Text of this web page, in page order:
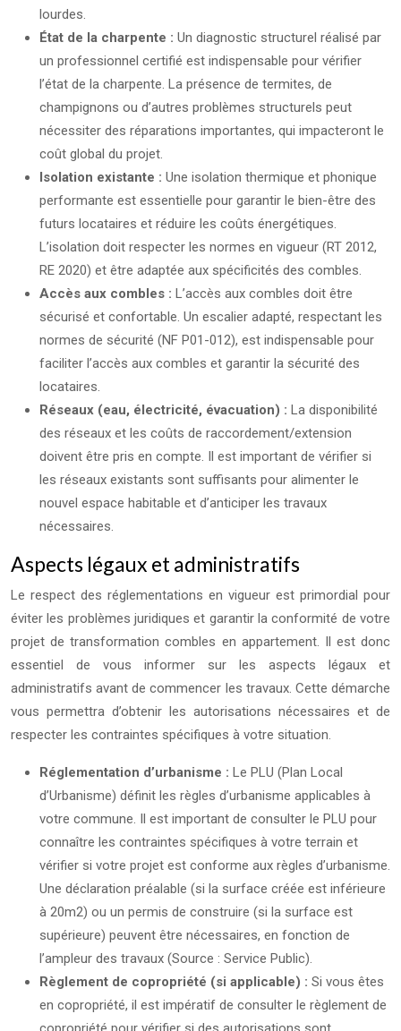
lourdes.
État de la charpente : Un diagnostic structurel réalisé par
un professionnel certifié est indispensable pour vérifier
l’état de la charpente. La présence de termites, de
champignons ou d’autres problèmes structurels peut
nécessiter des réparations importantes, qui impacteront le
coût global du projet.
Isolation existante : Une isolation thermique et phonique
performante est essentielle pour garantir le bien-être des
futurs locataires et réduire les coûts énergétiques.
L’isolation doit respecter les normes en vigueur (RT 2012,
RE 2020) et être adaptée aux spécificités des combles.
Accès aux combles : L’accès aux combles doit être
sécurisé et confortable. Un escalier adapté, respectant les
normes de sécurité (NF P01-012), est indispensable pour
faciliter l’accès aux combles et garantir la sécurité des
locataires.
Réseaux (eau, électricité, évacuation) : La disponibilité
des réseaux et les coûts de raccordement/extension
doivent être pris en compte. Il est important de vérifier si
les réseaux existants sont suffisants pour alimenter le
nouvel espace habitable et d’anticiper les travaux
nécessaires.
Aspects légaux et administratifs
Le respect des réglementations en vigueur est primordial pour
éviter les problèmes juridiques et garantir la conformité de votre
projet de transformation combles en appartement. Il est donc
essentiel de vous informer sur les aspects légaux et
administratifs avant de commencer les travaux. Cette démarche
vous permettra d’obtenir les autorisations nécessaires et de
respecter les contraintes spécifiques à votre situation.
Réglementation d’urbanisme : Le PLU (Plan Local
d’Urbanisme) définit les règles d’urbanisme applicables à
votre commune. Il est important de consulter le PLU pour
connaître les contraintes spécifiques à votre terrain et
vérifier si votre projet est conforme aux règles d’urbanisme.
Une déclaration préalable (si la surface créée est inférieure
à 20m2) ou un permis de construire (si la surface est
supérieure) peuvent être nécessaires, en fonction de
l’ampleur des travaux (Source : Service Public).
Règlement de copropriété (si applicable) : Si vous êtes
en copropriété, il est impératif de consulter le règlement de